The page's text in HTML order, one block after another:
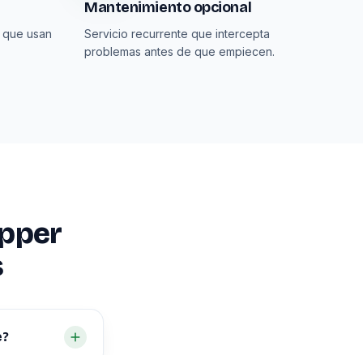
usan
Mantenimiento opcional
Servicio recurrente que intercepta
problemas antes de que empiecen.